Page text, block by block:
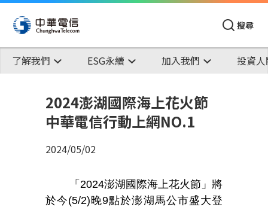
搜尋
了解我們 ESG永續 加入我們 投資
2024澎湖國際海上花火節
中華電信行動上網NO.1
2024/05/02
「2024澎湖國際海上花火節」將
於今(5/2)晚9點於澎湖馬公市盛大登